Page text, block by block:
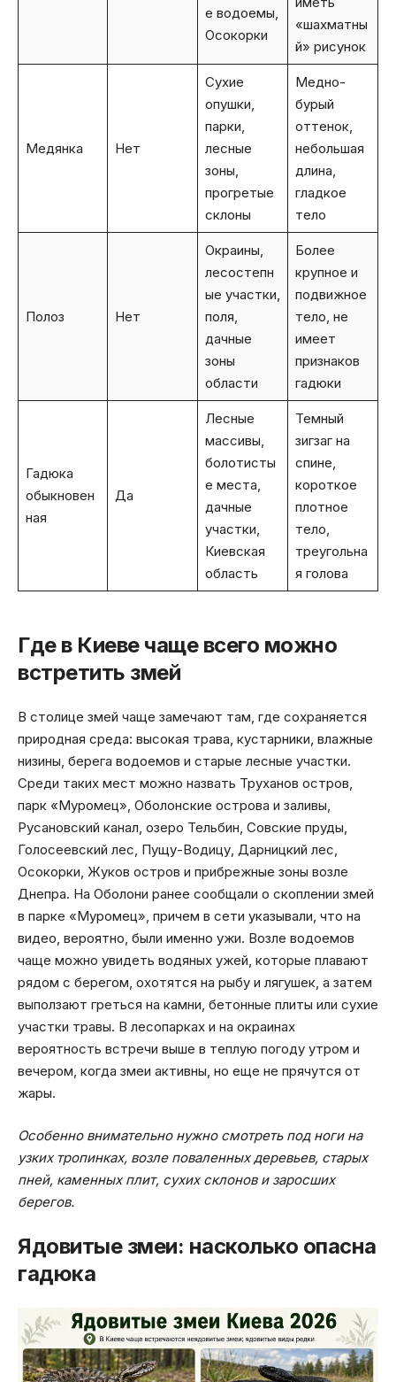
е водоемы,
Осокорки
«шахматны
й» рисунок
Медянка Нет
Сухие
опушки,
парки,
лесные
зоны,
прогретые
склоны
Медно-
бурый
оттенок,
небольшая
длина,
гладкое
тело
Полоз Нет
Окраины,
лесостепн
ые участки,
поля,
дачные
зоны
области
Более
крупное и
подвижное
тело, не
имеет
признаков
гадюки
Гадюка
обыкновен
ная
Да
Лесные
массивы,
болотисты
е места,
дачные
участки,
Киевская
область
Темный
зигзаг на
спине,
короткое
плотное
тело,
треугольна
я голова
Где в Киеве чаще всего можно
встретить змей
В столице змей чаще замечают там, где сохраняется
природная среда: высокая трава, кустарники, влажные
низины, берега водоемов и старые лесные участки.
Среди таких мест можно назвать Труханов остров,
парк «Муромец», Оболонские острова и заливы,
Русановский канал, озеро Тельбин, Совские пруды,
Голосеевский лес, Пущу-Водицу, Дарницкий лес,
Осокорки, Жуков остров и прибрежные зоны возле
Днепра. На Оболони ранее сообщали о скоплении змей
в парке «Муромец», причем в сети указывали, что на
видео, вероятно, были именно ужи. Возле водоемов
чаще можно увидеть водяных ужей, которые плавают
рядом с берегом, охотятся на рыбу и лягушек, а затем
выползают греться на камни, бетонные плиты или сухие
участки травы. В лесопарках и на окраинах
вероятность встречи выше в теплую погоду утром и
вечером, когда змеи активны, но еще не прячутся от
жары.
Особенно внимательно нужно смотреть под ноги на
узких тропинках, возле поваленных деревьев, старых
пней, каменных плит, сухих склонов и заросших
берегов.
Ядовитые змеи: насколько опасна
гадюка